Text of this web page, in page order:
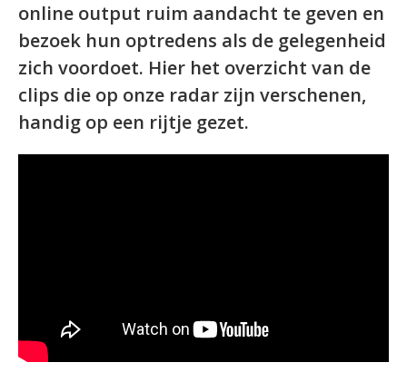
online output ruim aandacht te geven en
bezoek hun optredens als de gelegenheid
zich voordoet. Hier het overzicht van de
clips die op onze radar zijn verschenen,
handig op een rijtje gezet.